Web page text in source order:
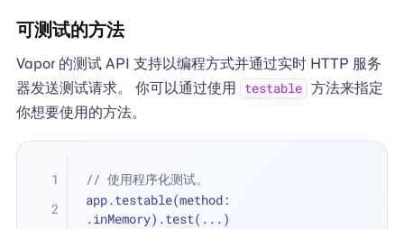
可测试的方法
Vapor 的测试 API 支持以编程方式并通过实时 HTTP 服务
器发送测试请求。 你可以通过使用
testable 方法来指定
你想要使用的方法。
// 使用程序化测试。
app.testable(method:
.inMemory).test( ... )